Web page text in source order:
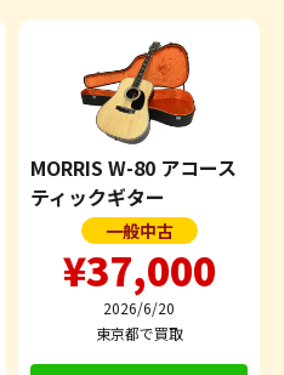
MORRIS W-80 アコース
ティックギター
一般中古
¥37,000
2026/6/20
東京都で買取